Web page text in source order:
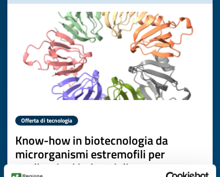
Offerta di tecnologia
Know-how in biotecnologia da
microrganismi estremofili per
applicazioni industriali